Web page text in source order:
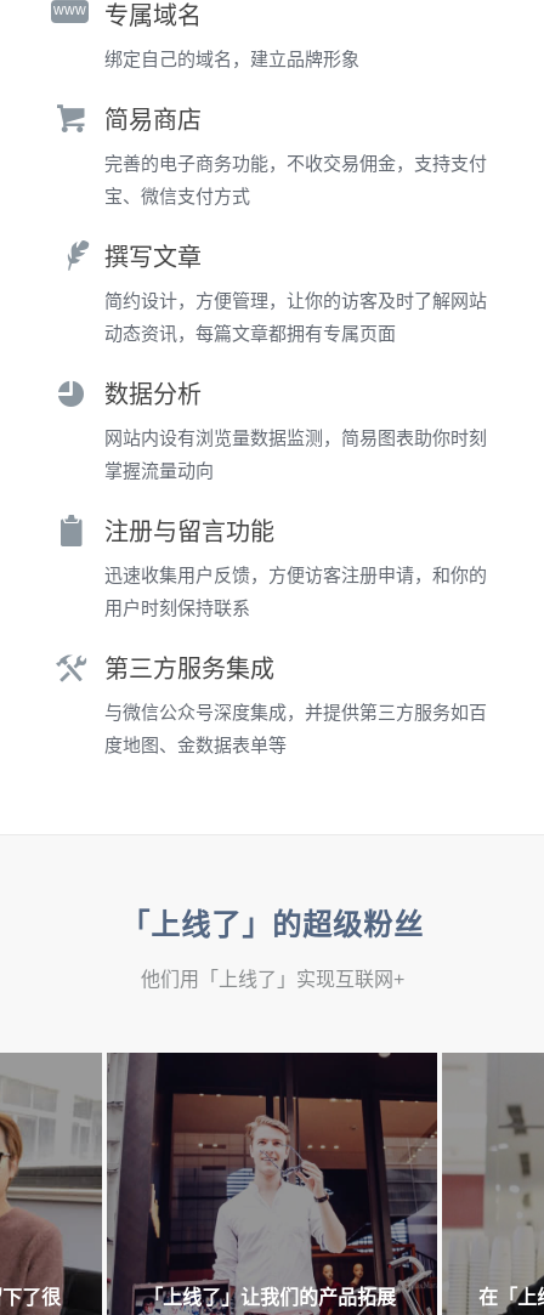
www 专属域名
绑定自己的域名，建立品牌形象
简易商店
完善的电子商务功能，不收交易佣金，支持支付
宝、微信支付方式
撰写文章
简约设计，方便管理，让你的访客及时了解网站
动态资讯，每篇文章都拥有专属页面
数据分析
网站内设有浏览量数据监测，简易图表助你时刻
掌握流量动向
注册与留言功能
迅速收集用户反馈，方便访客注册申请，和你的
用户时刻保持联系
第三方服务集成
与微信公众号深度集成，并提供第三方服务如百
度地图、金数据表单等
「上线了」的超级粉丝
他们用「上线了」实现互联网+
了很
「上线了」让我们的产品拓展
在「上